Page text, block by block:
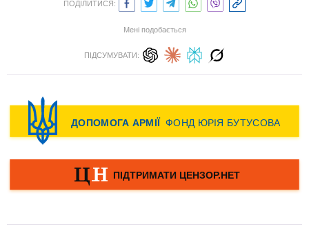
ПОДІЛИТИСЯ:
Мені подобається
ПІДСУМУВАТИ: